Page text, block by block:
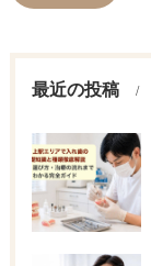
最近の投稿